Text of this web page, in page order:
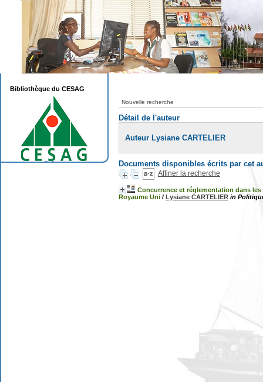
Nouvelle recherche
Détail de l'auteur
Auteur Lysiane CARTELIER
Documents disponibles écrits par cet
Affiner la recherche
Concurrence et réglementation dans
Royaume Uni / Lysiane CARTELIER in
Bibliothèque du CESAG